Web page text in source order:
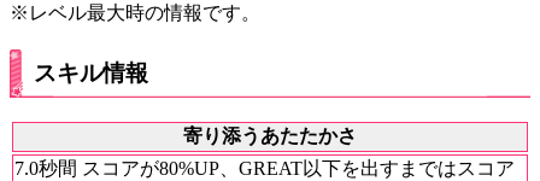
※レベル最大時の情報です。
スキル情報
寄り添うあたたかさ
7.0秒間 スコアが80%UP、GREAT以下を出すまではスコア